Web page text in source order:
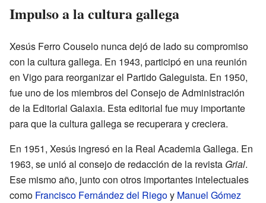
Impulso a la cultura gallega
Xesús Ferro Couselo nunca dejó de lado su compromiso
con la cultura gallega. En 1943, participó en una reunión
en Vigo para reorganizar el Partido Galeguista. En 1950,
fue uno de los miembros del Consejo de Administración
de la Editorial Galaxia. Esta editorial fue muy importante
para que la cultura gallega se recuperara y creciera.
En 1951, Xesús ingresó en la Real Academia Gallega. En
1963, se unió al consejo de redacción de la revista Grial.
Ese mismo año, junto con otros importantes intelectuales
como Francisco Fernández del Riegoy Manuel Gómez